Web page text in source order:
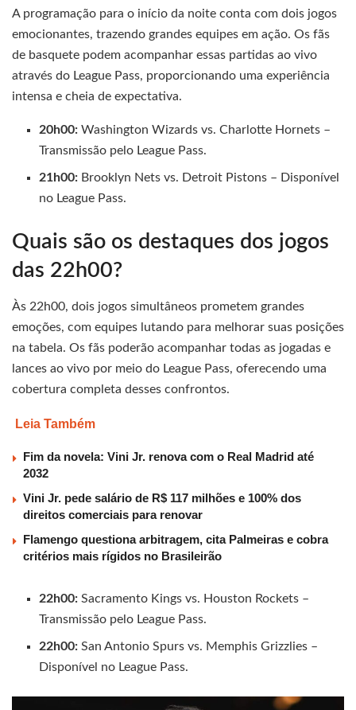
A programação para o início da noite conta com dois jogos
emocionantes, trazendo grandes equipes em ação. Os fãs
de basquete podem acompanhar essas partidas ao vivo
através do League Pass, proporcionando uma experiência
intensa e cheia de expectativa.
20h00: Washington Wizards vs. Charlotte Hornets –
Transmissão pelo League Pass.
21h00: Brooklyn Nets vs. Detroit Pistons – Disponível
no League Pass.
Quais são os destaques dos jogos
das 22h00?
Às 22h00, dois jogos simultâneos prometem grandes
emoções, com equipes lutando para melhorar suas posições
na tabela. Os fãs poderão acompanhar todas as jogadas e
lances ao vivo por meio do League Pass, oferecendo uma
cobertura completa desses confrontos.
Leia Também
Fim da novela: Vini Jr. renova com o Real Madrid até
2032
Vini Jr. pede salário de R$ 117 milhões e 100% dos
direitos comerciais para renovar
Flamengo questiona arbitragem, cita Palmeiras e cobra
critérios mais rígidos no Brasileirão
22h00: Sacramento Kings vs. Houston Rockets –
Transmissão pelo League Pass.
22h00: San Antonio Spurs vs. Memphis Grizzlies –
Disponível no League Pass.